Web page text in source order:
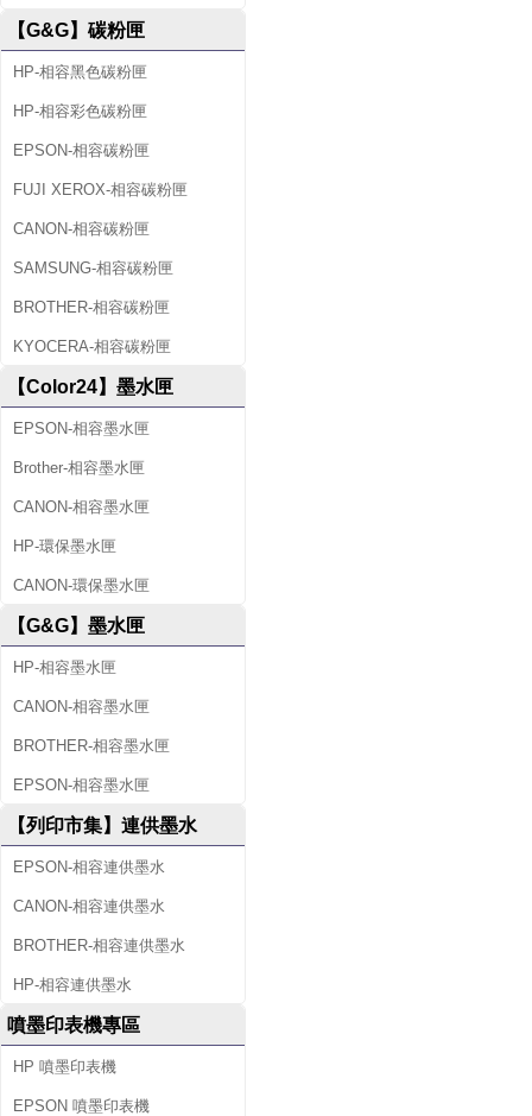
【G&G】碳粉匣
HP-相容黑色碳粉匣
HP-相容彩色碳粉匣
EPSON-相容碳粉匣
FUJI XEROX-相容碳粉匣
CANON-相容碳粉匣
SAMSUNG-相容碳粉匣
BROTHER-相容碳粉匣
KYOCERA-相容碳粉匣
【Color24】墨水匣
EPSON-相容墨水匣
Brother-相容墨水匣
CANON-相容墨水匣
HP-環保墨水匣
CANON-環保墨水匣
【G&G】墨水匣
HP-相容墨水匣
CANON-相容墨水匣
BROTHER-相容墨水匣
EPSON-相容墨水匣
【列印市集】連供墨水
EPSON-相容連供墨水
CANON-相容連供墨水
BROTHER-相容連供墨水
HP-相容連供墨水
噴墨印表機專區
HP 噴墨印表機
EPSON 噴墨印表機